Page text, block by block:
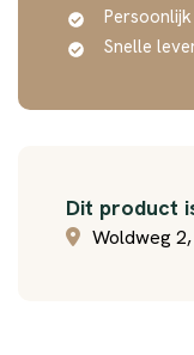
Snelle
Dit product
Woldweg